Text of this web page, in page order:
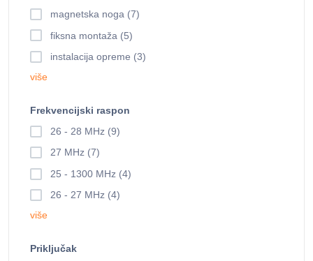
magnetska noga (7)
fiksna montaža (5)
instalacija opreme (3)
više
Frekvencijski raspon
26 - 28 MHz (9)
27 MHz (7)
25 - 1300 MHz (4)
26 - 27 MHz (4)
više
Priključak